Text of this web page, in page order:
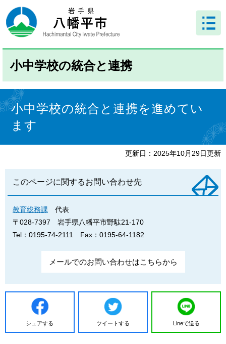
ー
ジ
先
。
ニ
ュ
を
て
本
文
小中学校の統合と連携
文 小中学校の統合と連携を進めてい
ます
更新日：2025年10月29日更新
このページに関するお問い合わせ先
教育総務課
代表
〒028-7397
岩手県八幡平市野駄21-170
Tel：0195-74-2111
Fax：0195-64-1182
メールでのお問い合わせはこちらから
シェアする ツイートする Lineで送る